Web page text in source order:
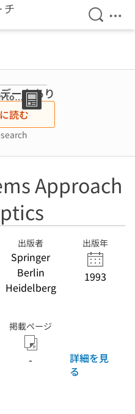
検索を
メ
to
Optics
ータあり
読む
Approach
出版者
Springer
Berlin
Heidelberg
出版年
1993
掲載ページ
-
詳細を見
る